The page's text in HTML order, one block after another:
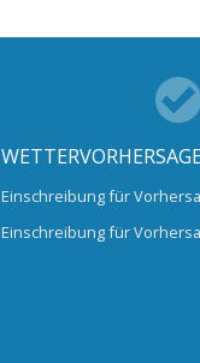
Einschreibung für
Einschreibung für